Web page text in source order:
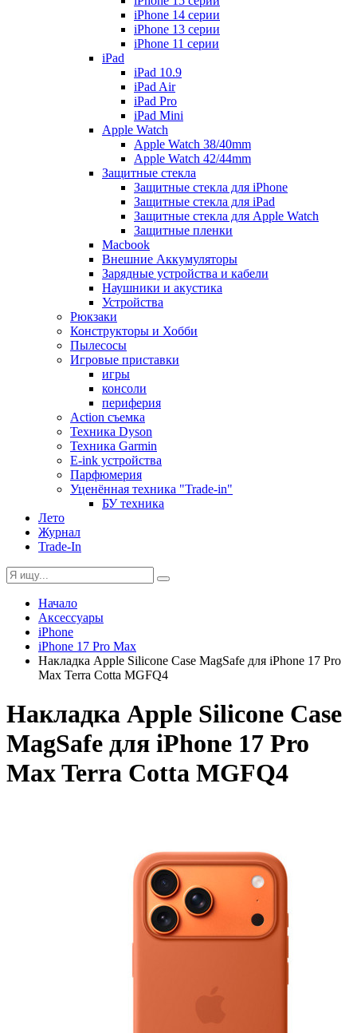
iPhone 14 серии
iPhone 13 серии
iPhone 11 серии
iPad
iPad 10.9
iPad Air
iPad Pro
iPad Mini
Apple Watch
Apple Watch 38/40mm
Apple Watch 42/44mm
Защитные стекла
Защитные стекла для iPhone
Защитные стекла для iPad
Защитные стекла для Apple Watch
Защитные пленки
Macbook
Внешние Аккумуляторы
Зарядные устройства и кабели
Наушники и акустика
Устройства
Рюкзаки
Конструкторы и Хобби
Пылесосы
Игровые приставки
игры
консоли
периферия
Action съемка
Техника Dyson
Техника Garmin
E-ink устройства
Парфюмерия
Уценённая техника "Trade-in"
БУ техника
Лето
Журнал
Trade-In
Начало
Аксессуары
iPhone
iPhone 17 Pro Max
Накладка Apple Silicone Case MagSafe для iPhone 17 Pro
Max Terra Cotta MGFQ4
Накладка Apple Silicone Case
MagSafe для iPhone 17 Pro
Max Terra Cotta MGFQ4